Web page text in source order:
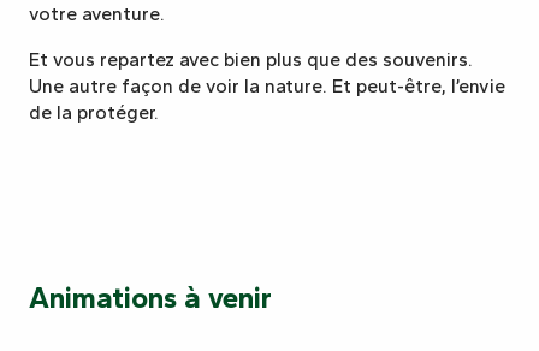
votre aventure.
Et vous repartez avec bien plus que des souvenirs.
Une autre façon de voir la nature. Et peut-être, l’envie
de la protéger.
Animations à venir